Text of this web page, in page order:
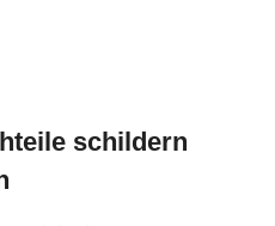
schildern